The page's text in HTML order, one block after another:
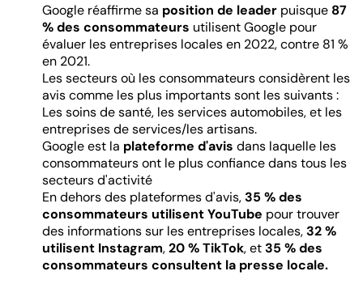
Google réaffirme sa position de leader puisque 87
% des consommateurs utilisent Google pour
évaluer les entreprises locales en 2022, contre 81 %
en 2021.
Les secteurs où les consommateurs considèrent les
avis comme les plus importants sont les suivants :
Les soins de santé, les services automobiles, et les
entreprises de services/les artisans.
Google est la plateforme d'avis dans laquelle les
consommateurs ont le plus confiance dans tous les
secteurs d'activité
En dehors des plateformes d'avis,35 % des
consommateurs utilisent YouTube pour trouver
des informations sur les entreprises locales,32 %
utilisent Instagram,20 % TikTok, et35 % des
consommateurs consultent la presse locale.